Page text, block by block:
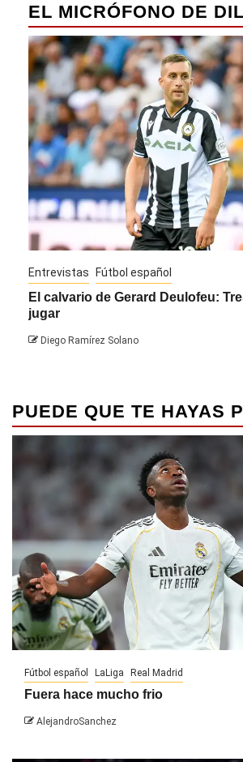
EL MICRÓFONO DE
Entrevistas Fútbol español
El calvario de Gerard Deulofeu:
jugar
Diego Ramírez Solano
PUEDE QUE TE HAYAS
Fútbol español LaLiga Real Madrid
Fuera hace mucho frio
AlejandroSanchez